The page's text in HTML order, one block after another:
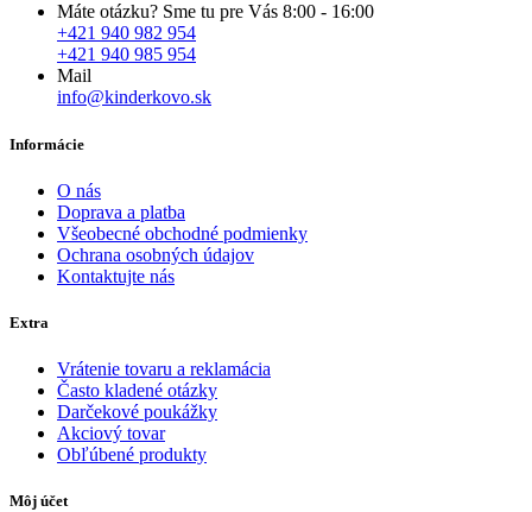
Máte otázku? Sme tu pre Vás 8:00 - 16:00
+421 940 982 954
+421 940 985 954
Mail
info@kinderkovo.sk
Informácie
O nás
Doprava a platba
Všeobecné obchodné podmienky
Ochrana osobných údajov
Kontaktujte nás
Extra
Vrátenie tovaru a reklamácia
Často kladené otázky
Darčekové poukážky
Akciový tovar
Obľúbené produkty
Môj účet